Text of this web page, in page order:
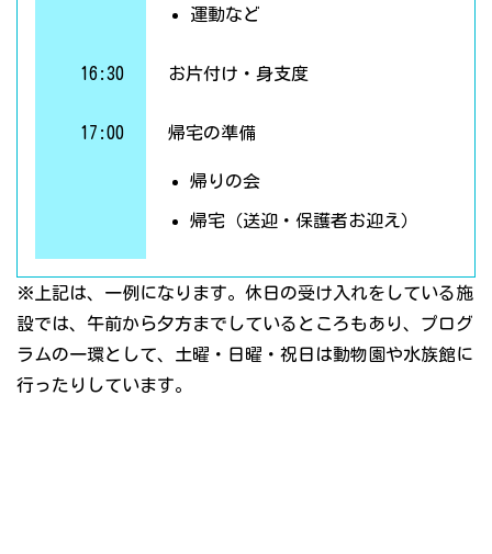
運動など
16:30 お片付け・身支度
17:00 帰宅の準備
帰りの会
帰宅（送迎・保護者お迎え）
※上記は、一例になります。休日の受け入れをしている施
設では、午前から夕方までしているところもあり、プログ
ラムの一環として、土曜・日曜・祝日は動物園や水族館に
行ったりしています。